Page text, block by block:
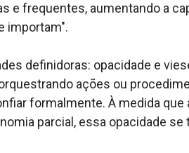
e frequentes, aumentando a
importam".
definidoras: opacidade e
ações ou
formalmente. À medida que
parcial, essa opacidade se